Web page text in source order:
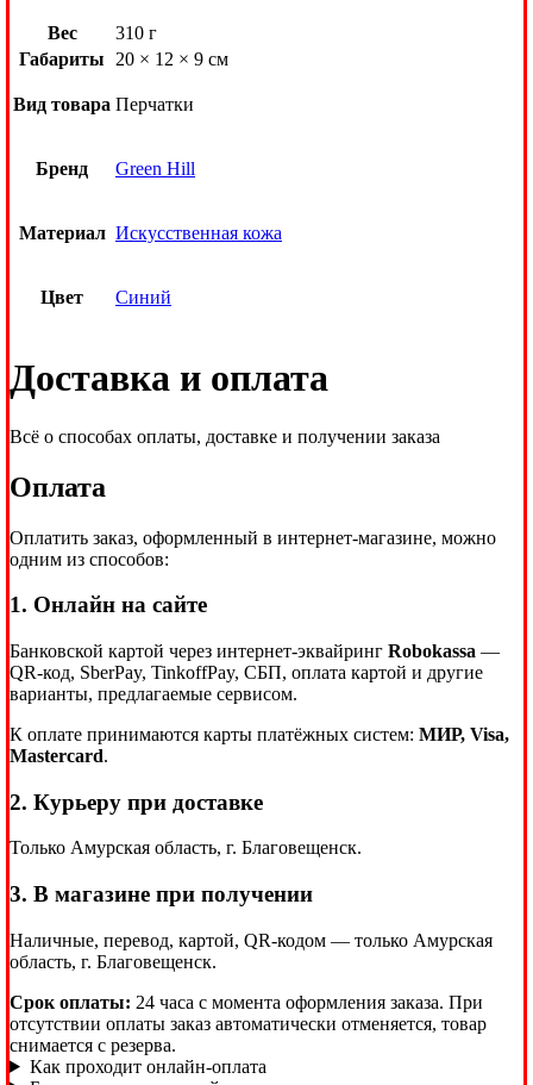
Вес
310 г
Габариты
20 × 12 × 9 см
Вид товара Перчатки
Бренд Green Hill
Материал Искусственная кожа
Цвет Синий
Доставка и оплата
Всё о способах оплаты, доставке и получении заказа
Оплата
Оплатить заказ, оформленный в интернет-магазине, можно
одним из способов:
1. Онлайн на сайте
Банковской картой через интернет-эквайринг Robokassa —
QR-код, SberPay, TinkoffPay, СБП, оплата картой и другие
варианты, предлагаемые сервисом.
К оплате принимаются карты платёжных систем: МИР, Visa,
Mastercard.
2. Курьеру при доставке
Только Амурская область, г. Благовещенск.
3. В магазине при получении
Наличные, перевод, картой, QR-кодом — только Амурская
область, г. Благовещенск.
Срок оплаты: 24 часа с момента оформления заказа. При
отсутствии оплаты заказ автоматически отменяется, товар
снимается с резерва.
Как проходит онлайн-оплата